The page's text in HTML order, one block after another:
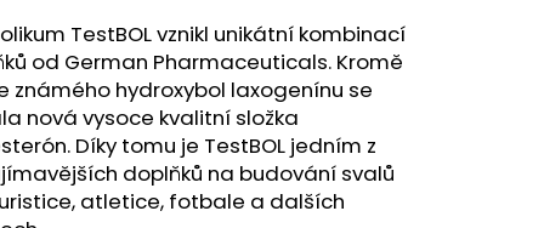
TestBOL vznikl unikátní kombinací
od German Pharmaceuticals. Kromě
známého hydroxybol laxogenínu se
nová vysoce kvalitní složka
Díky tomu je TestBOL jedním z
doplňků na budování svalů
atletice, fotbale a dalších
Následující